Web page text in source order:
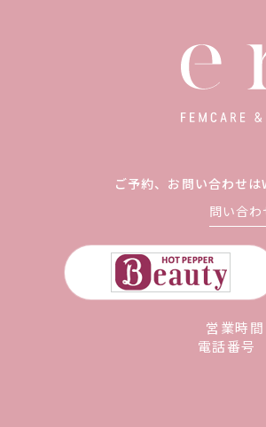
ご予約、お問い合わせは
問い合
営業時
電話番